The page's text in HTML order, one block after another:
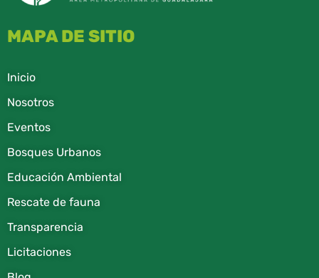
MAPA DE SITIO
Inicio
Nosotros
Eventos
Bosques Urbanos
Educación Ambiental
Rescate de fauna​
Transparencia
Licitaciones